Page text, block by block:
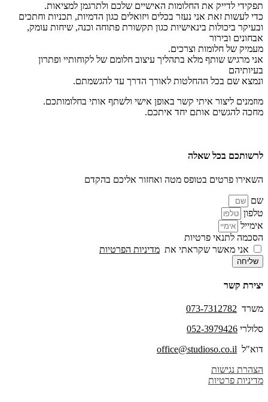
תפקידי לדייק את החלומות האישיים שלכם ולתרגמן למציאות.
כדי לעשות זאת אני נעזר בכלים ויזואלים כגון הדמיות, תכניות וחתכים
ובעיקר ביכולות בינאישיות כגון תקשורת פתוחה וכנה, שיחות עומק,
אבחונים ובירור
מעמיק של חלומות וצרכים.
אני מרגיש שותף מלא בתהליך עיצוב חלומם של לקוחותיי ופתרון
בעיותיהם
ונמצא שם בכל ההחלטות לאורך הדרך עד להגשמתם.
מוזמנים ליצור איתי קשר באופן אישי ולשתף אותי בחלומותכם.
מחכה להגשים אותם יחד איתכם.
לרשותכם בכל שאלה
השאירו פרטים בטופס מטה ואחזור אליכם בהקדם
שם
טלפון
אימייל
הסכמה לתנאי פרטיות
אני מאשר שקראתי את מדיניות הפרטיות
שליחה
יצירת קשר
משרד 073-7312782
סלולרי 052-3979426
דוא"ל office@studioso.co.il
הצהרת נגישות
מדיניות פרטיות